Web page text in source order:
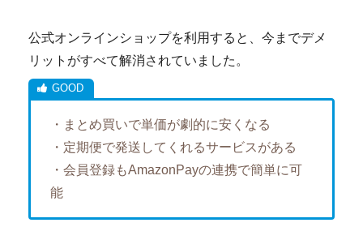
公式オンラインショップを利用すると、今までデメ
リットがすべて解消されていました。
・まとめ買いで単価が劇的に安くなる
・定期便で発送してくれるサービスがある
・会員登録もAmazonPayの連携で簡単に可
能